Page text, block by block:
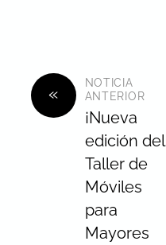
«
NOTICIA
ANTERIOR
¡Nueva
edición del
Taller de
Móviles
para
Mayores